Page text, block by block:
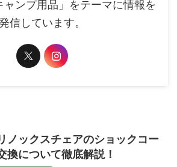
ャンプ用品」をテーマに情報を
信しています。
ノックスチェアのショックコー
換について徹底解説！